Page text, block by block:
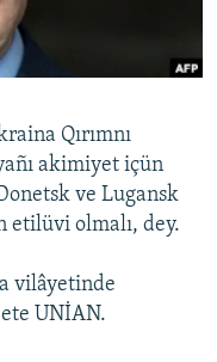
Qırımnı
akimiyet içün
ve Lugansk
etilüvi olmalı, dey.
vilâyetinde
UNİAN.